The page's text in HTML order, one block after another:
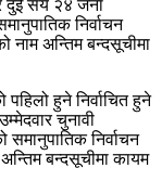
दुई सय २४ जना
निर्वाचन
नाम अन्तिम बन्दसूचीमा
हुने निर्वाचित हुने
चुनावी
समानुपातिक निर्वाचन
बन्दसूचीमा कायम